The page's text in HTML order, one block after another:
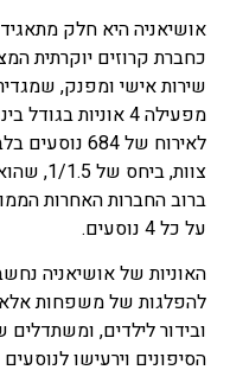
כחברת קרוזים יוקרתית
צוות,
על כל 4 נוסעים.
האוניות של אושיאניה
להפלגות של משפחות אלא
ובידור לילדים, ומשתדלים
הסיפונים וירעישו